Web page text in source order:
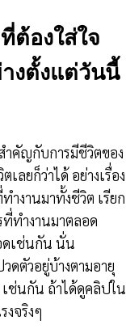
ต้องใส่ใจ
งตั้งแต่วันนี้
ำคัญกับการมีชีวิตของ
ลยก็ว่าได้ อย่างเรื่อง
งานมาทั้งชีวิต เรียก
ทำงานมาตลอด
ดเช่นกัน นั่น
ดตัวอยู่บ้างตามอายุ
เช่นกัน ถ้าได้ดูคลิปใน
งจริงๆ